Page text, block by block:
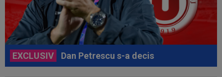
EXCLUSIV Dan Petrescu s-a decis